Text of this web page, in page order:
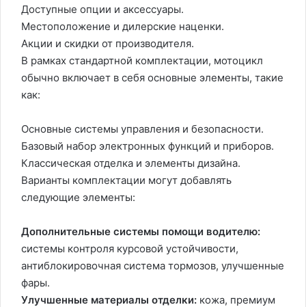
Доступные опции и аксессуары.
Местоположение и дилерские наценки.
Акции и скидки от производителя.
В рамках стандартной комплектации, мотоцикл
обычно включает в себя основные элементы, такие
как:
Основные системы управления и безопасности.
Базовый набор электронных функций и приборов.
Классическая отделка и элементы дизайна.
Варианты комплектации могут добавлять
следующие элементы:
Дополнительные системы помощи водителю:
системы контроля курсовой устойчивости,
антиблокировочная система тормозов, улучшенные
фары.
Улучшенные материалы отделки: кожа, премиум